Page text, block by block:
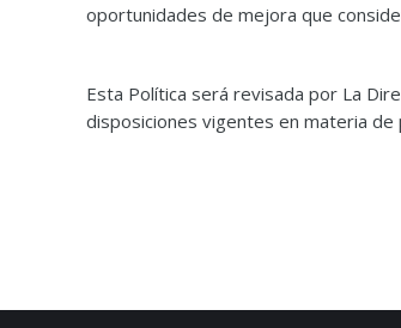
oportunidades de mejora que
Esta Política será revisada por La
disposiciones vigentes en materia